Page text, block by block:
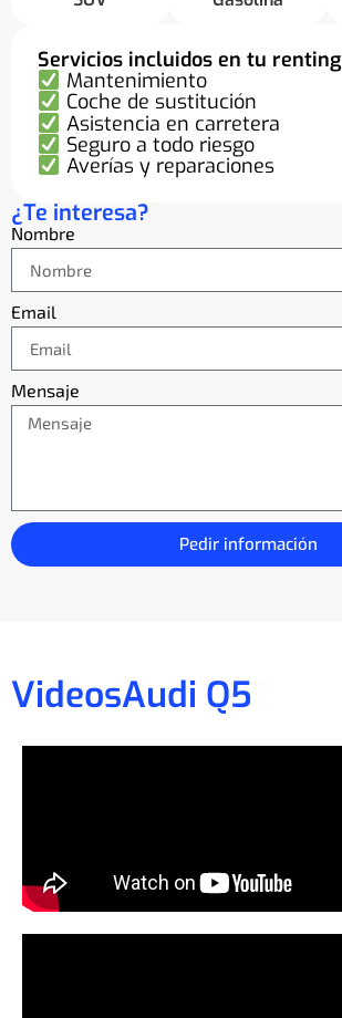
Servicios incluidos en tu renting
Mantenimiento
Coche de sustitución
Asistencia en carretera
Seguro a todo riesgo
Averías y reparaciones
¿Te interesa?
Nombre
Email
Mensaje
Pedir información
VideosAudi Q5